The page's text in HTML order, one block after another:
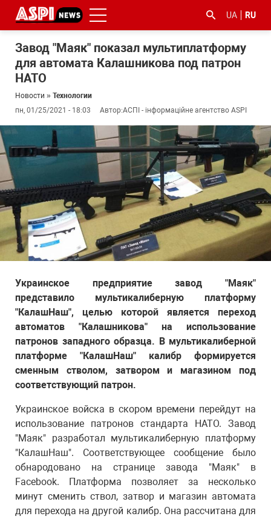
UA RU
Завод "Маяк" показал мультиплатформу
для автомата Калашникова под патрон
НАТО
Новости » Технологии
пн, 01/25/2021 - 18:03
Автор:АСПІ - інформаційне агентство ASPI
Украинское предприятие завод "Маяк"
представило мультикалиберную платформу
"КалашНаш", целью которой является переход
автоматов "Калашникова" на использование
патронов западного образца. В мультикалиберной
платформе "КалашНаш" калибр формируется
сменным стволом, затвором и магазином под
соответствующий патрон.
Украинское войска в скором времени перейдут на
использование патронов стандарта НАТО. Завод
"Маяк" разработал мультикалиберную платформу
"КалашНаш". Соответствующее сообщение было
обнародовано на странице завода "Маяк" в
Facebook. Платформа позволяет за несколько
минут сменить ствол, затвор и магазин автомата
для перехода на другой калибр. Она рассчитана для
#ООС
#боротьба
з
корупцією
#гфс #Киев #коронавірус